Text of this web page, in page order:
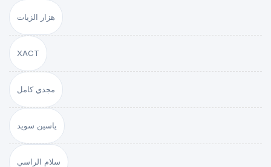
هزار الزيات
XACT
مجدي كامل
ياسين سويد
سلام الراسي